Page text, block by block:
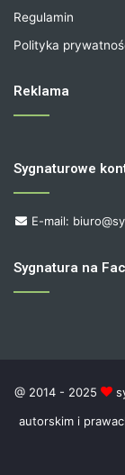
Regulamin
Polityka
Reklama
Sygnaturowe
E-mail:
Sygnatura na
@ 2014 - 2025
autorskim i